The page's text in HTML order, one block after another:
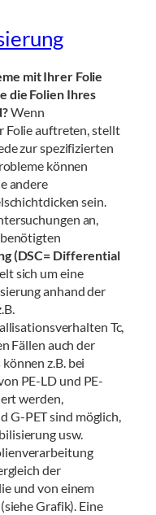
mit Ihrer Folie
die Folien Ihres
Wenn
Folie auftreten, stellt
zur spezifizierten
können
andere
sein.
an,
(DSC= Differential
sich um eine
anhand der
Tc,
Fällen auch der
z.B. bei
PE-LD und PE-
werden,
G-PET sind möglich,
usw.
der
und von einem
Grafik). Eine